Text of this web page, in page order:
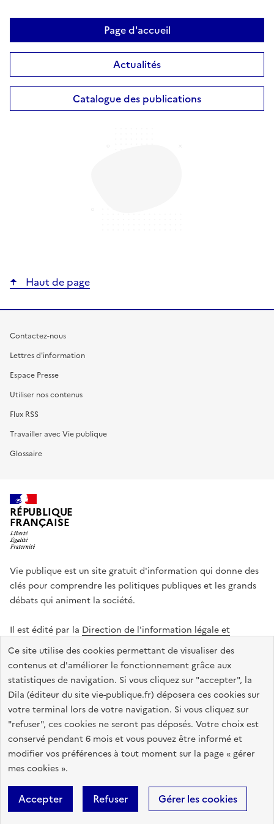
Ce site utilise des cookies permettant de visualiser des
contenus et d'améliorer le fonctionnement grâce aux
statistiques de navigation. Si vous cliquez sur "accepter", la
Dila (éditeur du site vie-publique.fr) déposera ces cookies sur
votre terminal lors de votre navigation. Si vous cliquez sur
"refuser", ces cookies ne seront pas déposés. Votre choix est
conservé pendant 6 mois et vous pouvez être informé et
modifier vos préférences à tout moment sur la page « gérer
mes cookies ».
Accepter Refuser Gérer les cookies
Page d'accueil
Actualités
Catalogue des publications
Haut de page
Contactez-nous
Lettres d'information
Espace Presse
Utiliser nos contenus
Flux RSS
Travailler avec Vie publique
Glossaire
RÉPUBLIQUE
FRANÇAISE
Vie publique est un site gratuit d'information qui donne des
clés pour comprendre les politiques publiques et les grands
débats qui animent la société.
Il est édité par la Direction de l'information légale et
administrative
legifrance.gouv.fr info.gouv.fr
data.gouv.fr
service-public.gouv.fr
Accessibilité : totalement conforme
Données personnelles
Sauf mention contraire, tous les textes de ce site sont sous